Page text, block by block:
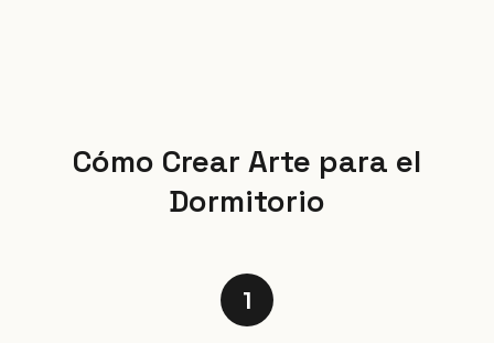
Cómo Crear Arte para el
Dormitorio
1